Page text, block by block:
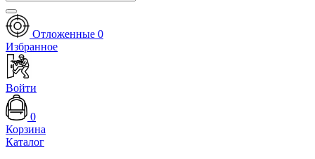
Отложенные 0
Избранное
Войти
0
Корзина
Каталог